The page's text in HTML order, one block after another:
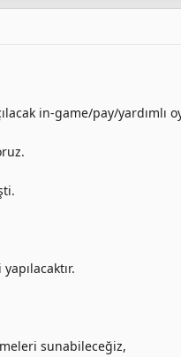
in-game/pay/yardımlı
sunabileceğiz,